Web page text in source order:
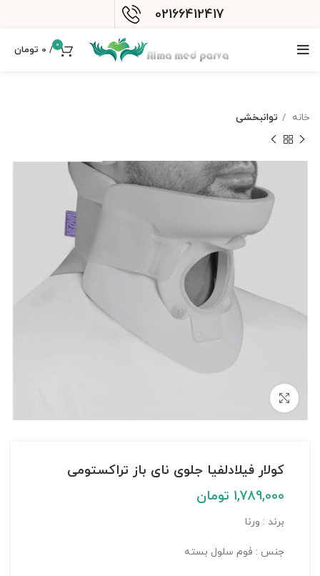
02166412417
0
/
0 تومان
خانه توانبخشی
کولار فیلادلفیا جلوی نای باز تراکستومی
1,789,000 تومان
برند : ورنا
جنس : فوم سلول بسته